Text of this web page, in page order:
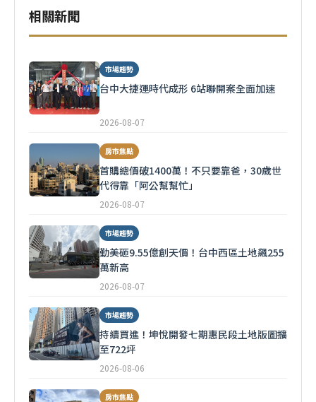
相關新聞
市場趨勢
台中大捷運時代成形 6站聯開案全面加速
2026-08-07
房市焦點
首購總價破1400萬！不只要靠爸，30歲世
代得靠「阿公幫幫忙」
2026-08-07
市場趨勢
勤美砸9.55億創天價！台中西區土地飆255
萬新高
2026-08-07
市場趨勢
持續買進！坤悅開發七期惠民段土地版圖擴
至722坪
2026-08-06
房市焦點